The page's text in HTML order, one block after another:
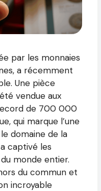
par les monnaies
a récemment
Une pièce
vendue aux
de 700 000
qui marque l’une
domaine de la
captivé les
monde entier.
du commun et
incroyable